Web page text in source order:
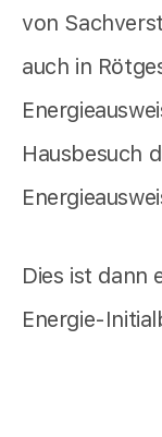
von
auch in
Hausbesuch
Dies ist dann
Energie-